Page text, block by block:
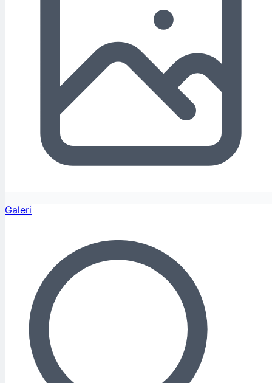
Galeri